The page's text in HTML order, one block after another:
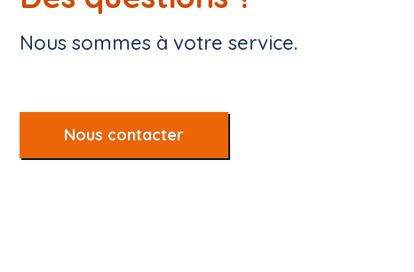
Nous sommes à votre service.
Nous contacter